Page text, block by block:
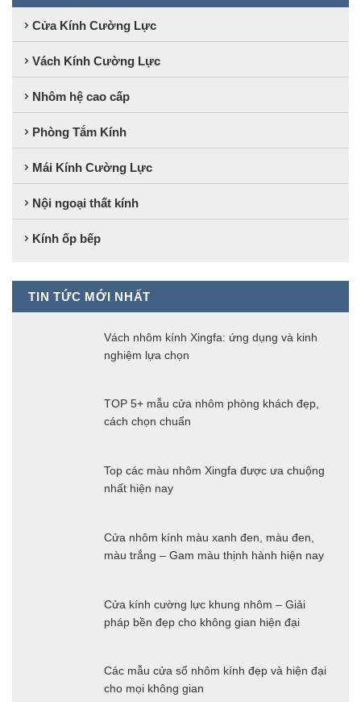
Cửa Kính Cường Lực
Vách Kính Cường Lực
Nhôm hệ cao cấp
Phòng Tắm Kính
Mái Kính Cường Lực
Nội ngoại thất kính
Kính ốp bếp
TIN TỨC MỚI NHẤT
Vách nhôm kính Xingfa: ứng dụng và kinh
nghiệm lựa chọn
TOP 5+ mẫu cửa nhôm phòng khách đẹp,
cách chọn chuẩn
Top các màu nhôm Xingfa được ưa chuộng
nhất hiện nay
Cửa nhôm kính màu xanh đen, màu đen,
màu trắng – Gam màu thịnh hành hiện nay
Cửa kính cường lực khung nhôm – Giải
pháp bền đẹp cho không gian hiện đại
Các mẫu cửa sổ nhôm kính đẹp và hiện đại
cho mọi không gian